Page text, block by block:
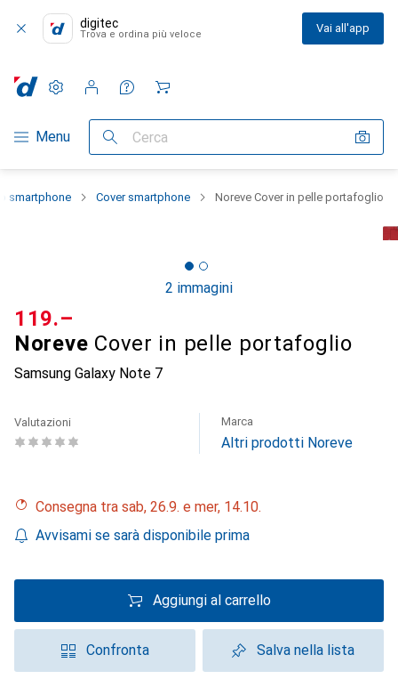
digitec
Trova e ordina più veloce Vai all'app
Categoria Navigazione
Menu Cerca
Impostazioni
Conto cliente
Liste di confronto
Liste dei desideri
Carrello
smartphone Cover smartphone Noreve Cover in pelle portafoglio
2 immagini
Noreve Cover in pelle portafoglio
Samsung Galaxy Note 7
CHF
119.–
Valutazioni Marca
Altri prodotti Noreve
Consegna tra sab, 26.9. e mer, 14.10.
Avvisami se sarà disponibile prima
Aggiungi al carrello
Confronta Salva nella lista